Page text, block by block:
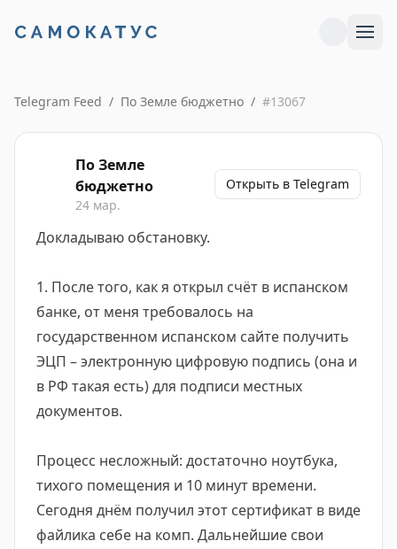
Telegram Feed / По Земле бюджетно / #13067
По Земле
бюджетно
24 мар.
Открыть в Telegram
Докладываю обстановку.
1. После того, как я открыл счёт в испанском
банке, от меня требовалось на
государственном испанском сайте получить
ЭЦП – электронную цифровую подпись (она и
в РФ такая есть) для подписи местных
документов.
Процесс несложный: достаточно ноутбука,
тихого помещения и 10 минут времени.
Сегодня днём получил этот сертификат в виде
файлика себе на комп. Дальнейшие свои